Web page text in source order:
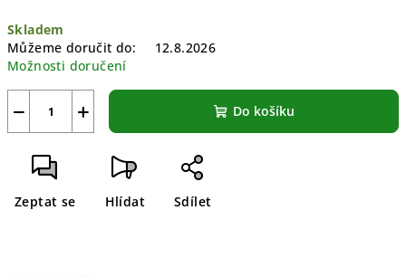
cena:
Skladem
Můžeme doručit do:
12.8.2026
Možnosti doručení
+
− Do košíku
Zeptat se Hlídat Sdílet